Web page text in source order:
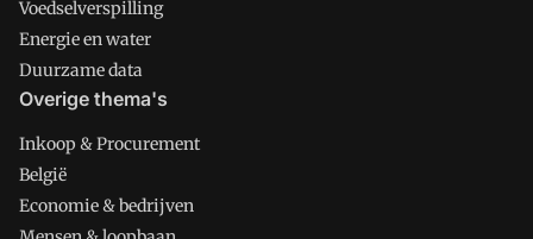
Voedselverspilling
Energie en water
Duurzame data
Overige thema's
Inkoop & Procurement
België
Economie & bedrijven